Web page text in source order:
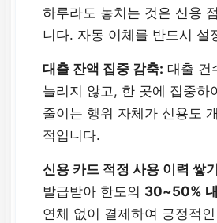
하루라도 놓치는 것은 신용
니다. 자동 이체를 반드시 설
대출 잔액 집중 감축: 대출 건
늘리지 않고, 한 곳에 집중하
줄이는 행위 자체가 신용도
적입니다.
신용 카드 적정 사용 이력 쌓
발급받아 한도의 30~50%
연체 없이 결제하여 긍정적